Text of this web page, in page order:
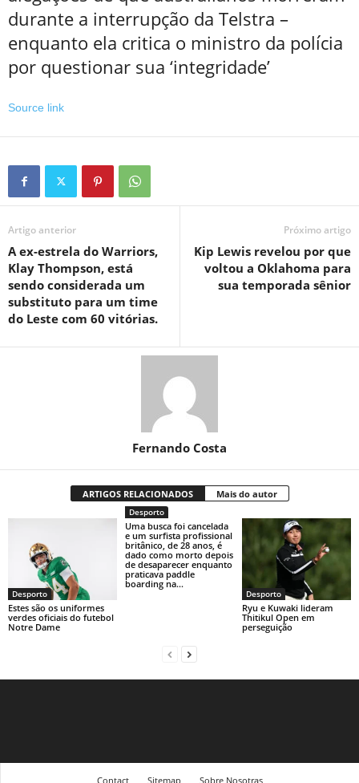
durante a interrupção da Telstra –
enquanto ela critica o ministro da polícia
por questionar sua ‘integridade’
Source link
Artigo anterior
A ex-estrela do Warriors,
Klay Thompson, está
sendo considerada um
substituto para um time
do Leste com 60 vitórias.
Próximo artigo
Kip Lewis revelou por que
voltou a Oklahoma para
sua temporada sênior
Fernando Costa
ARTIGOS RELACIONADOS Mais do autor
Desporto
Estes são os uniformes
verdes oficiais do futebol
Notre Dame
Desporto
Uma busca foi cancelada
e um surfista profissional
britânico, de 28 anos, é
dado como morto depois
de desaparecer enquanto
praticava paddle
boarding na...
Desporto
Ryu e Kuwaki lideram
Thitikul Open em
perseguição
Contact Sitemap Sobre Nosotras